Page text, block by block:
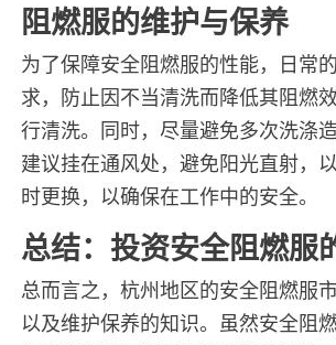
阻燃服的维护与保养
为了保障安全阻燃服的性能，日常
求，防止因不当清洗而降低其阻燃
行清洗。同时，尽量避免多次洗涤
建议挂在通风处，避免阳光直射，
时更换，以确保在工作中的安全。
总结：投资安全阻燃服
总而言之，杭州地区的安全阻燃服
以及维护保养的知识。虽然安全阻